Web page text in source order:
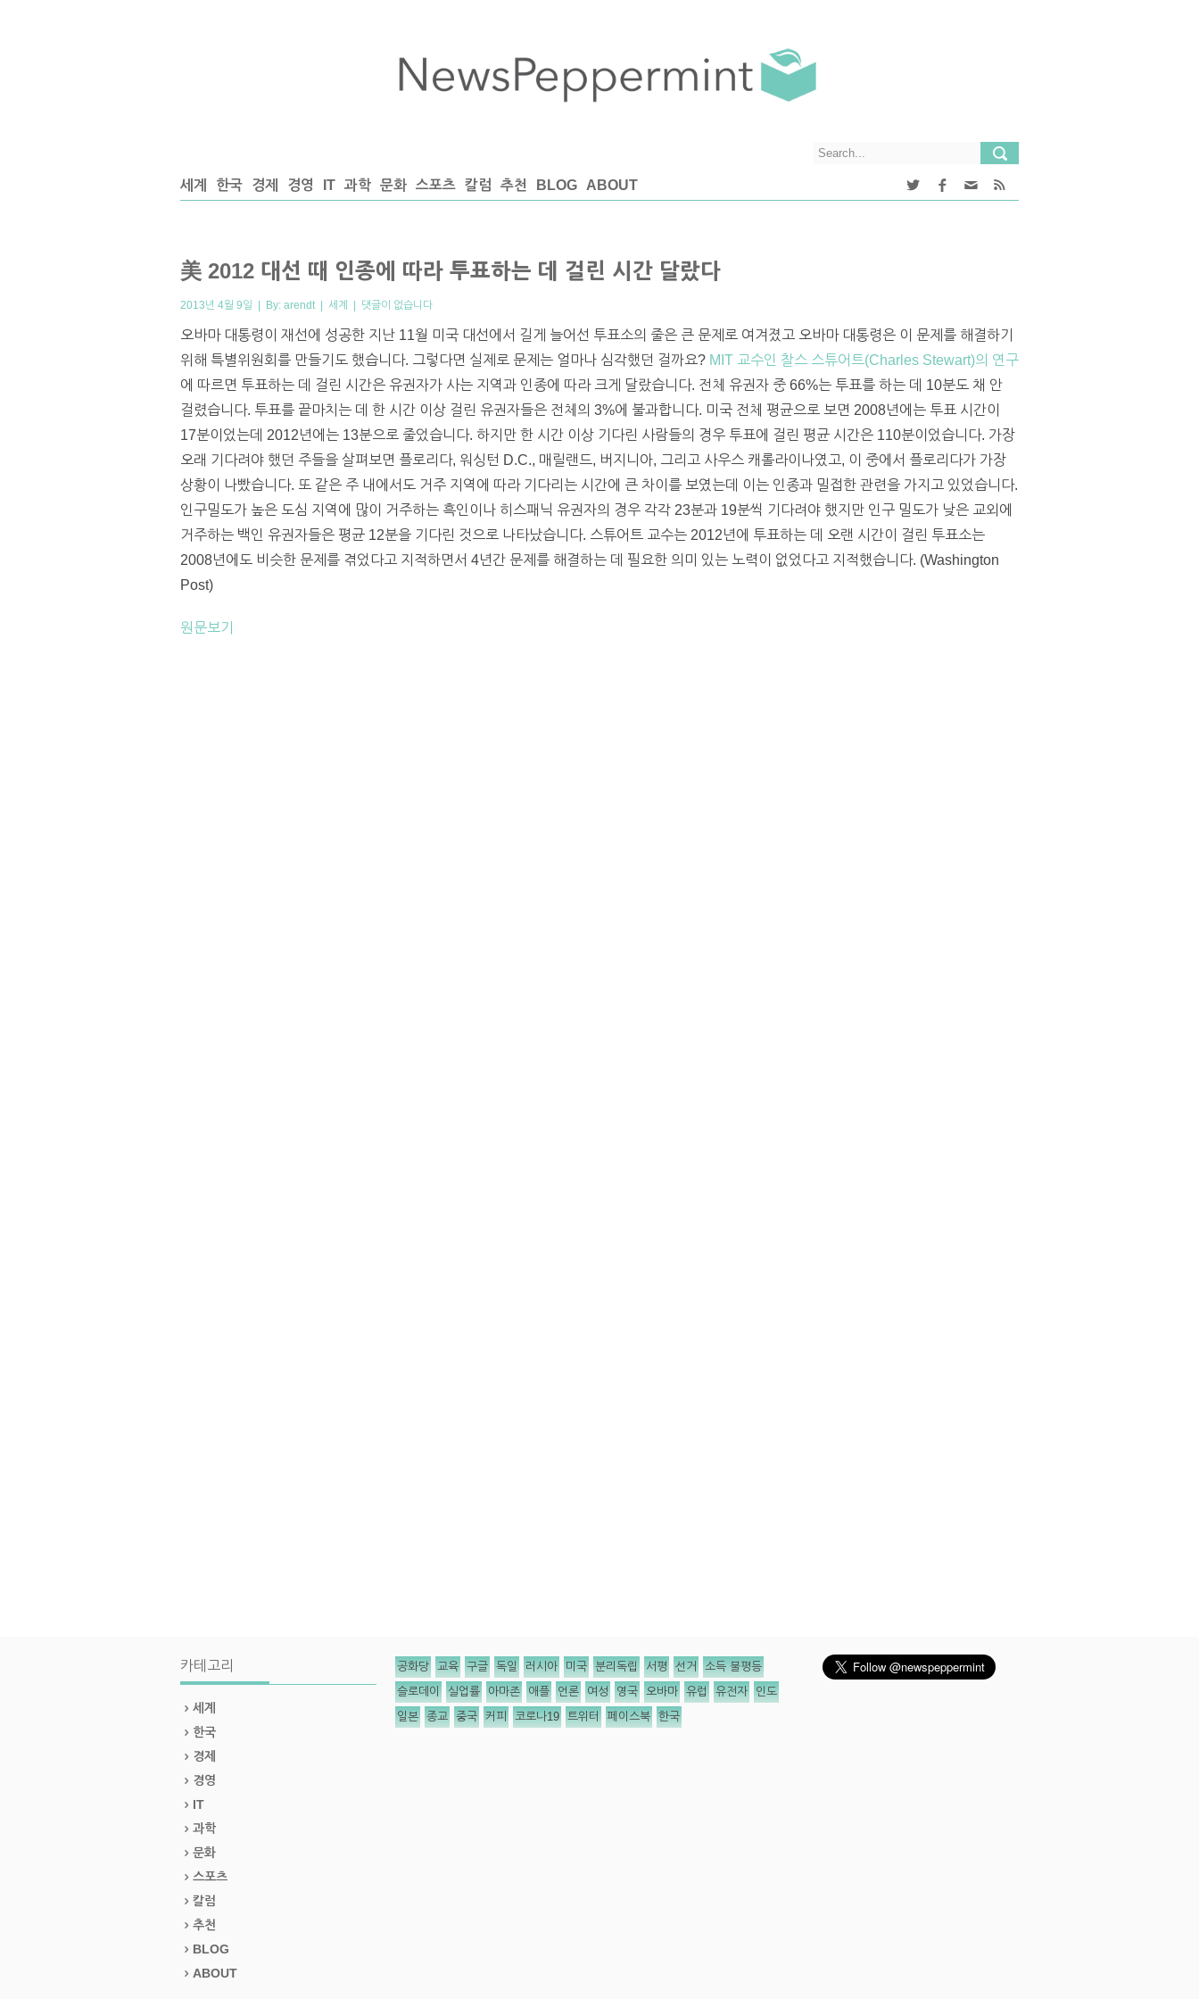
세계 한국 경제 경영 IT 과학 문화 스포츠 칼럼 추천 BLOG ABOUT
美 2012 대선 때 인종에 따라 투표하는 데 걸린 시간 달랐다
2013년 4월 9일 | By: arendt| 세계 | 댓글이 없습니다
오바마 대통령이 재선에 성공한 지난 11월 미국 대선에서 길게 늘어선 투표소의 줄은 큰 문제로 여겨졌고 오바마 대통령은 이 문제를 해결하기
위해 특별위원회를 만들기도 했습니다. 그렇다면 실제로 문제는 얼마나 심각했던 걸까요? MIT 교수인 찰스 스튜어트(Charles Stewart)의 연구
에 따르면 투표하는 데 걸린 시간은 유권자가 사는 지역과 인종에 따라 크게 달랐습니다. 전체 유권자 중 66%는 투표를 하는 데 10분도 채 안
걸렸습니다. 투표를 끝마치는 데 한 시간 이상 걸린 유권자들은 전체의 3%에 불과합니다. 미국 전체 평균으로 보면 2008년에는 투표 시간이
17분이었는데 2012년에는 13분으로 줄었습니다. 하지만 한 시간 이상 기다린 사람들의 경우 투표에 걸린 평균 시간은 110분이었습니다. 가장
오래 기다려야 했던 주들을 살펴보면 플로리다, 워싱턴 D.C., 매릴랜드, 버지니아, 그리고 사우스 캐롤라이나였고, 이 중에서 플로리다가 가장
상황이 나빴습니다. 또 같은 주 내에서도 거주 지역에 따라 기다리는 시간에 큰 차이를 보였는데 이는 인종과 밀접한 관련을 가지고 있었습니다.
인구밀도가 높은 도심 지역에 많이 거주하는 흑인이나 히스패닉 유권자의 경우 각각 23분과 19분씩 기다려야 했지만 인구 밀도가 낮은 교외에
거주하는 백인 유권자들은 평균 12분을 기다린 것으로 나타났습니다. 스튜어트 교수는 2012년에 투표하는 데 오랜 시간이 걸린 투표소는
2008년에도 비슷한 문제를 겪었다고 지적하면서 4년간 문제를 해결하는 데 필요한 의미 있는 노력이 없었다고 지적했습니다. (Washington
Post)
원문보기
카테고리
세계
한국
경제
경영
IT
과학
문화
스포츠
칼럼
추천
BLOG
ABOUT
공화당 교육 구글 독일 러시아 미국 분리독립 서평 선거 소득 불평등
슬로데이 실업률 아마존 애플 언론 여성 영국 오바마 유럽 유전자 인도
일본 종교 중국 커피 코로나19 트위터 페이스북 한국